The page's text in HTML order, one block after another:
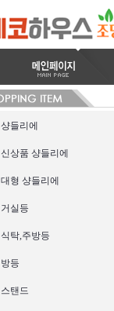
샹들리에
신상품 샹들리에
대형 샹들리에
거실등
식탁,주방등
방등
스탠드